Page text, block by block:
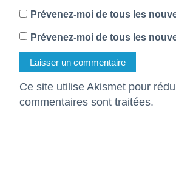
Prévenez-moi de tous les
Prévenez-moi de tous les
Ce site utilise Akismet pour
commentaires sont traitées.